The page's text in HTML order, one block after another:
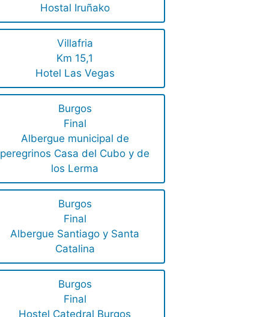
Hostal Iruñako
Villafria
Km 15,1
Hotel Las Vegas
Burgos
Final
Albergue municipal de
peregrinos Casa del Cubo y de
los Lerma
Burgos
Final
Albergue Santiago y Santa
Catalina
Burgos
Final
Hostel Catedral Burgos